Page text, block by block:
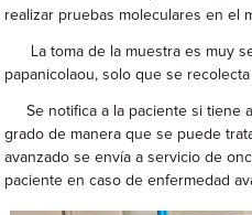
realizar pruebas moleculares en el
La toma de la muestra es muy
papanicolaou, solo que se
Se notifica a la paciente si tiene
grado de manera que se puede
avanzado se envía a servicio de
paciente en caso de enfermedad